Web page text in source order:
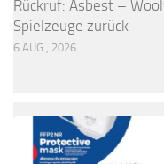
Rückruf: Asbest –
Spielzeuge zurück
6 AUG., 2026